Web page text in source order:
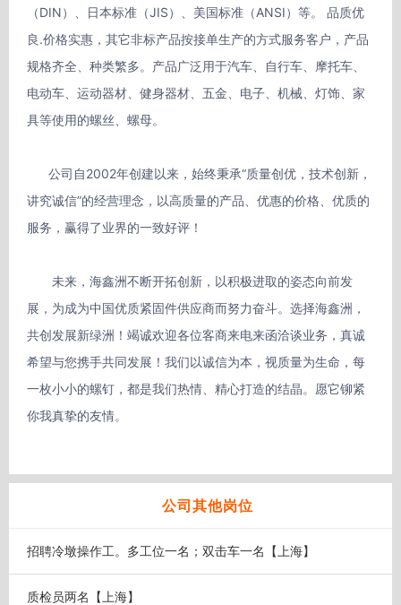
（DIN）、日本标准（JIS）、美国标准（ANSI）等。 品质优
良.价格实惠，其它非标产品按接单生产的方式服务客户，产品
规格齐全、种类繁多。产品广泛用于汽车、自行车、摩托车、
电动车、运动器材、健身器材、五金、电子、机械、灯饰、家
具等使用的螺丝、螺母。
讲究诚信”的经营理念，以高质量的产品、优惠的价格、优质的
服务，赢得了业界的一致好评！
未来，海鑫洲不断开拓创新，以积极进取的姿态向前发
展，为成为中国优质紧固件供应商而努力奋斗。选择海鑫洲，
共创发展新绿洲！竭诚欢迎各位客商来电来函洽谈业务，真诚
希望与您携手共同发展！我们以诚信为本，视质量为生命，每
一枚小小的螺钉，都是我们热情、精心打造的结晶。愿它铆紧
你我真挚的友情。
公司其他岗位
招聘冷墩操作工。多工位一名；双击车一名【上海】
质检员两名【上海】